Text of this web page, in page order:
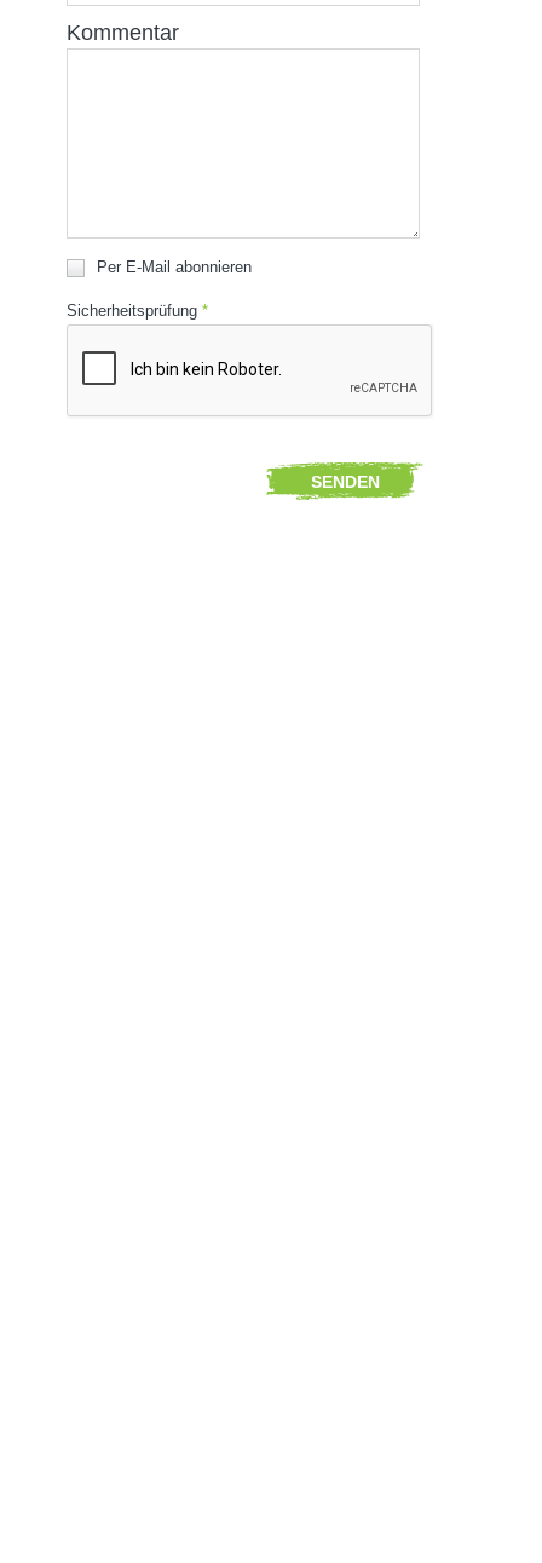
Kommentar
Per E-Mail abonnieren
Sicherheitsprüfung *